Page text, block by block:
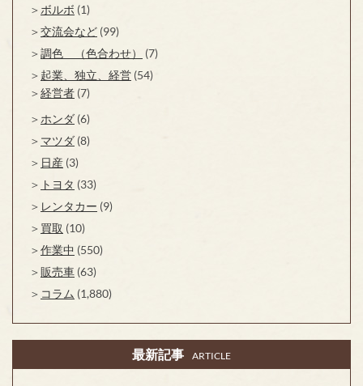
ボルボ (1)
交流会など (99)
調色 （色合わせ）
(7)
起業、独立、経営 (54)
経営者 (7)
ホンダ (6)
マツダ (8)
日産 (3)
トヨタ (33)
レンタカー (9)
買取 (10)
作業中 (550)
販売車 (63)
コラム (1,880)
最新記事 ARTICLE